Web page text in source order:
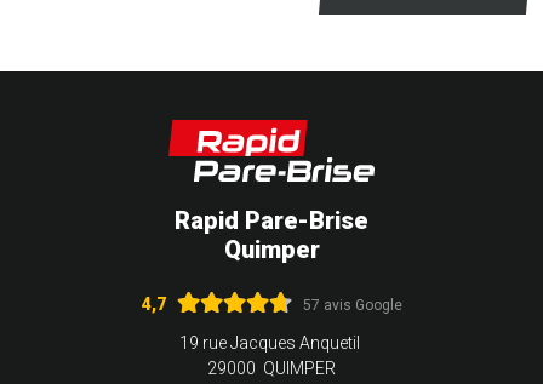
Rapid Pare-Brise
Quimper
4,7 57 avis Google
19 rue Jacques Anquetil
29000 QUIMPER